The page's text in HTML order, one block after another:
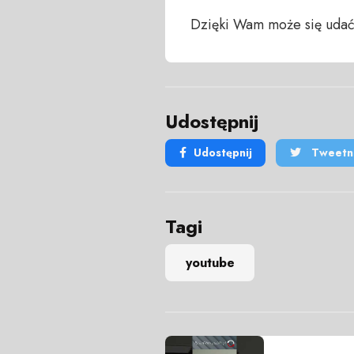
Dzięki Wam może się
Udostępnij
Udostępnij
Tagi
youtube